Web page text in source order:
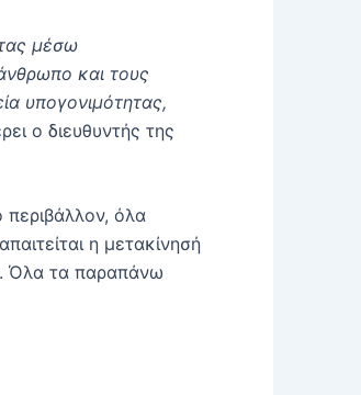
μέσω
και τους
υπογονιμότητας,
ο διευθυντής της
περιβάλλον, όλα
η μετακίνησή
Όλα τα παραπάνω